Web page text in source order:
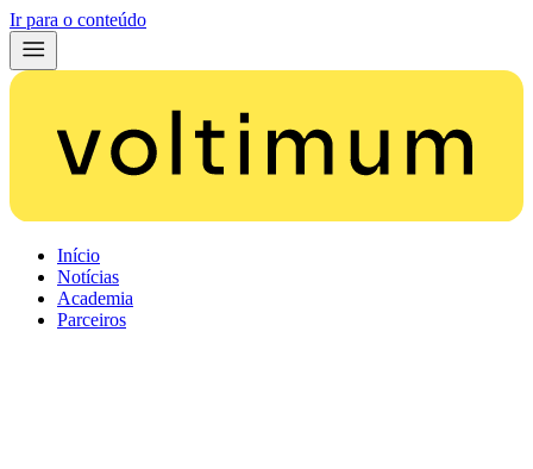
Ir para o conteúdo
Início
Notícias
Academia
Parceiros